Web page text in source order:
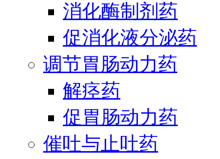
消化酶制剂药
促消化液分泌药
调节胃肠动力药
解痉药
促胃肠动力药
催吐与止吐药